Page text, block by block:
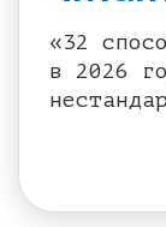
«32
в 2026